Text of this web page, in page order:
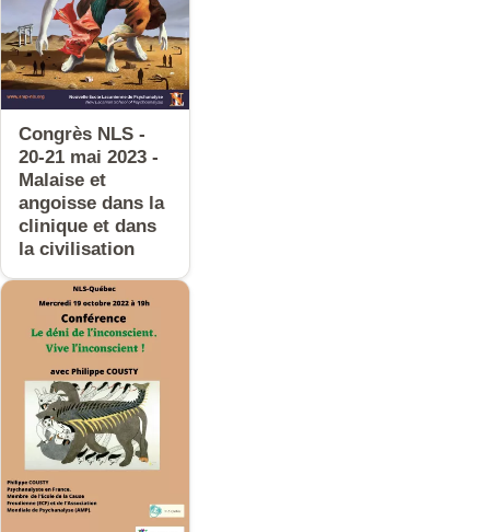
Congrès NLS -
20-21 mai 2023 -
Malaise et
angoisse dans la
clinique et dans
la civilisation